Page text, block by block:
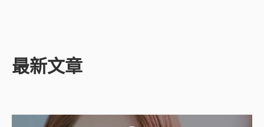
最新文章